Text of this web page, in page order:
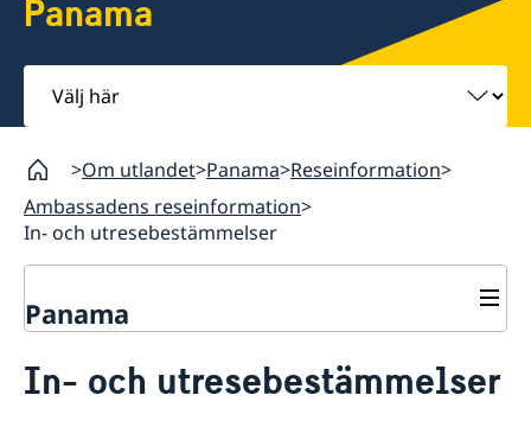
Panama
Välj
här
Om utlandet Panama Reseinformation
Ambassadens reseinformation
In- och utresebestämmelser
Panama
Hjälp till svenskar i Panama
In- och utresebestämmelser